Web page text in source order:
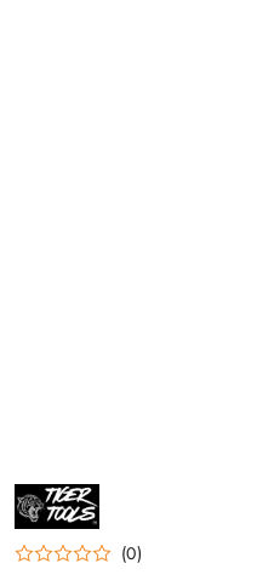
TIGER
TOOLS
NARZĘDZIA
DEKARSKIE (0)